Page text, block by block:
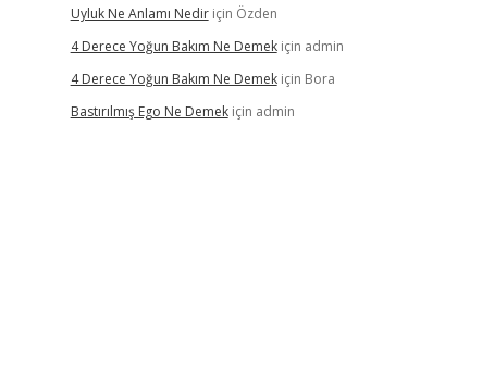
Uyluk Ne Anlamı Nediriçin Özden
4 Derece Yoğun Bakım Ne Demekiçin admin
4 Derece Yoğun Bakım Ne Demekiçin Bora
Bastırılmış Ego Ne Demekiçin admin